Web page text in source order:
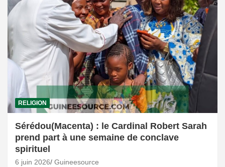
RELIGION
Sérédou(Macenta) : le Cardinal Robert Sarah
prend part à une semaine de conclave
spirituel
6 juin 2026 Guineesource